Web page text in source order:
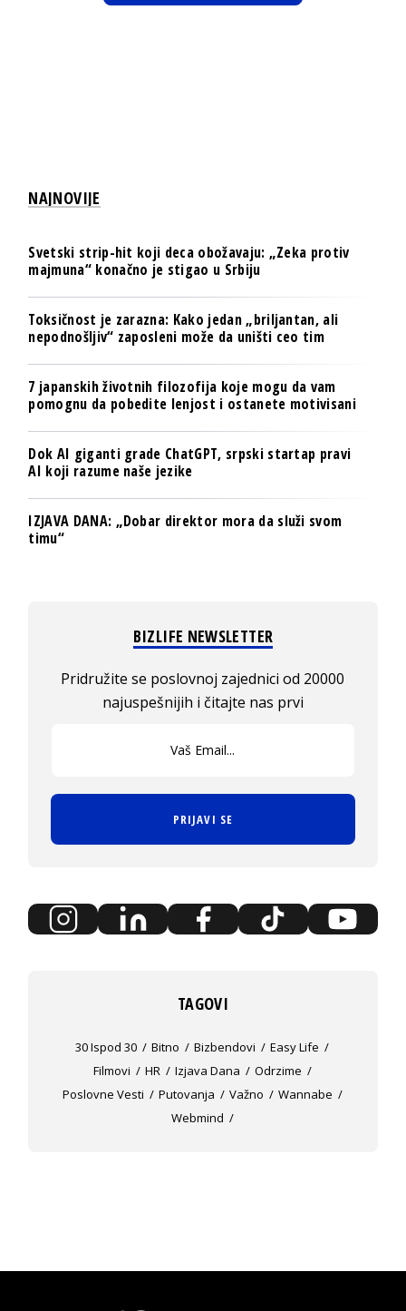
NAJNOVIJE
Svetski strip-hit koji deca obožavaju: „Zeka protiv
majmuna“ konačno je stigao u Srbiju
Toksičnost je zarazna: Kako jedan „briljantan, ali
nepodnošljiv“ zaposleni može da uništi ceo tim
7 japanskih životnih filozofija koje mogu da vam
pomognu da pobedite lenjost i ostanete motivisani
Dok AI giganti grade ChatGPT, srpski startap pravi
AI koji razume naše jezike
IZJAVA DANA: „Dobar direktor mora da služi svom
timu“
BIZLIFE NEWSLETTER
Pridružite se poslovnoj zajednici od 20000
najuspešnijih i čitajte nas prvi
PRIJAVI SE
TAGOVI
30 Ispod 30 Bitno Bizbendovi
Easy Life
Filmovi
HR Izjava Dana
Odrzime
Poslovne Vesti
Putovanja Važno
Wannabe
Webmind